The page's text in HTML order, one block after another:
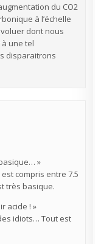
du CO2
à l’échelle
dont nous
une tel
disparaitrons
»
compris entre 7.5
très basique.
acide ! »
idiots… Tout est